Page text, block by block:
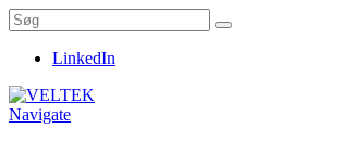
LinkedIn
Navigate